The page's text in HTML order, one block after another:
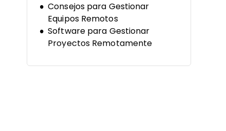
Consejos para Gestionar
Equipos Remotos
Software para Gestionar
Proyectos Remotamente